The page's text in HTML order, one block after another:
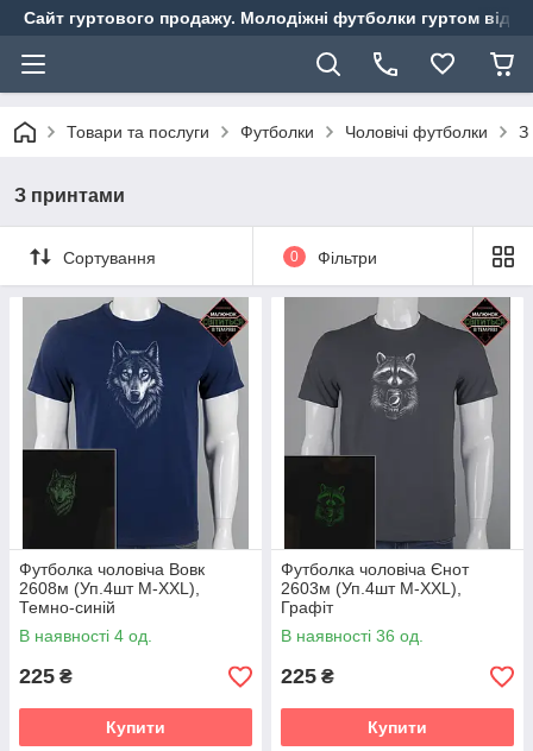
Сайт гуртового продажу. Молодіжні футболки гуртом від
Товари та послуги Футболки Чоловічі футболки З
З принтами
Сортування 0 Фільтри
Футболка чоловіча Вовк
2608м (Уп.4шт M-XXL),
Темно-синій
В наявності 4 од.
225 ₴
Купити
Футболка чоловіча Єнот
2603м (Уп.4шт M-XXL),
Графіт
В наявності 36 од.
225 ₴
Купити